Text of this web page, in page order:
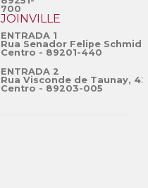
700
JOINVILLE
ENTRADA 1
Rua Senador Felipe
Centro - 89201-440
ENTRADA 2
Rua Visconde de Taunay,
Centro - 89203-005